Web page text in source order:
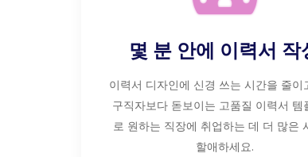
몇 분 안에 이력서 작
이력서 디자인에 신경 쓰는 시간을 줄이
구직자보다 돋보이는 고품질 이력서 템
로 원하는 직장에 취업하는 데 더 많은
할애하세요.